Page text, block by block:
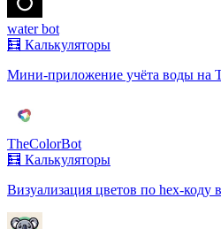
water bot
🧮 Калькуляторы
Мини-приложение учёта воды на
TheColorBot
🧮 Калькуляторы
Визуализация цветов по hex-коду